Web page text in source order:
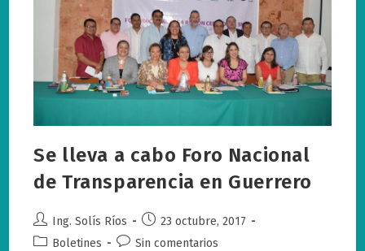
Se lleva a cabo Foro Nacional
de Transparencia en Guerrero
Autor
de
Ing. Solís Ríos
Publicación
de
23 octubre, 2017
Categoría
Boletines
Comentarios
Sin comentarios